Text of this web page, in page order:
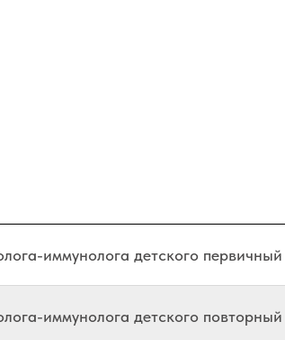
иммунолога детского первичный
иммунолога детского повторный